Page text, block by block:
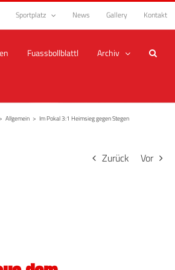
Sportplatz News Gallery Kontakt
Fuassbollblattl Archiv
Allgemein > Im Pokal 3:1 Heimsieg gegen Stegen
Zurück Vor